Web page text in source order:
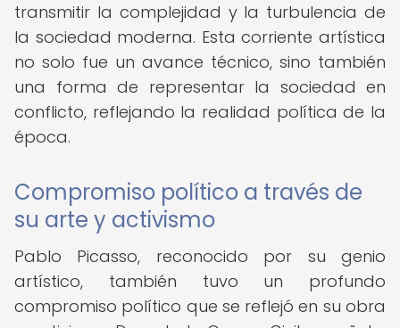
transmitir la complejidad y la turbulencia de
la sociedad moderna. Esta corriente artística
no solo fue un avance técnico, sino también
una forma de representar la sociedad en
conflicto, reflejando la realidad política de la
época.
Compromiso político a través de
su arte y activismo
Pablo Picasso, reconocido por su genio
artístico, también tuvo un profundo
compromiso político que se reflejó en su obra